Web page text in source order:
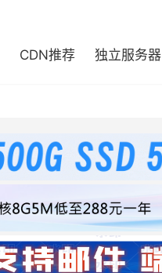
CDN推荐 独立服务器